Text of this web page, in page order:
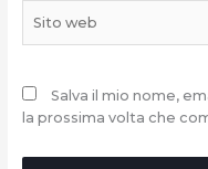
web
Salva il mio nome,
la prossima volta che